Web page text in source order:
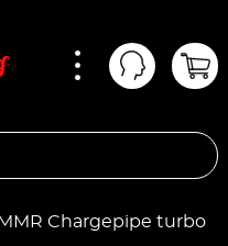
Mon
Chargepipe turbo